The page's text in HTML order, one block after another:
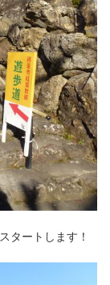
タートします！